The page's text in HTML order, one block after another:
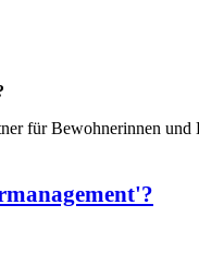
für Bewohnerinnen